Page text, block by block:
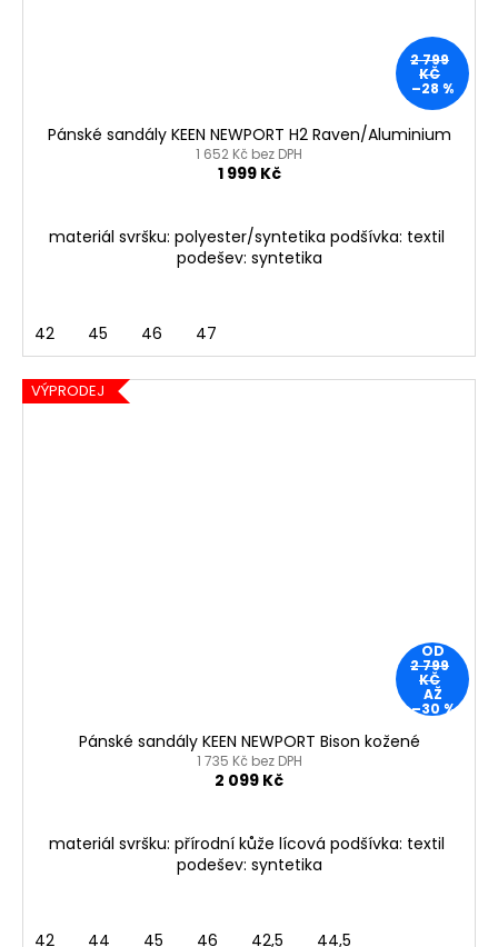
2 799
KČ
–28 %
Pánské sandály KEEN NEWPORT H2 Raven/Aluminium
1 652 Kč bez DPH
1 999 Kč
materiál svršku: polyester/syntetika podšívka: textil
podešev: syntetika
42 45 46 47
VÝPRODEJ
OD
2 799
KČ
AŽ
–30 %
Pánské sandály KEEN NEWPORT Bison kožené
1 735 Kč bez DPH
2 099 Kč
materiál svršku: přírodní kůže lícová podšívka: textil
podešev: syntetika
42 44 45 46 42,5 44,5